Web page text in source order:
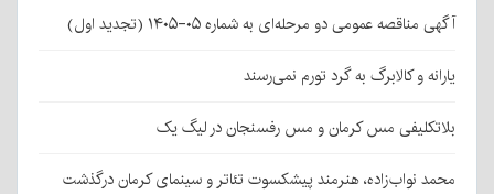
آگهی مناقصه عمومی دو مرحله‌ای به شماره ۰۵-۱۴۰۵ (تجدید اول)
یارانه و کالابرگ به گرد تورم نمی‌رسند
بلاتکلیفی مس کرمان و مس رفسنجان در لیگ یک
محمد نواب‌زاده، هنرمند پیشکسوت تئاتر و سینمای کرمان درگذشت